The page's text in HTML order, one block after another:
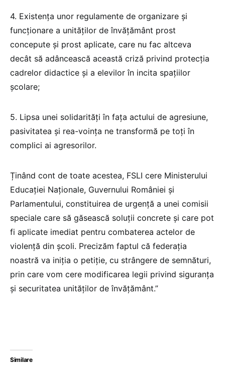
4. Existența unor regulamente de organizare și
funcționare a unităților de învățământ prost
concepute și prost aplicate, care nu fac altceva
decât să adâncească această criză privind protecția
cadrelor didactice și a elevilor în incita spațiilor
școlare;
5. Lipsa unei solidarități în fața actului de agresiune,
pasivitatea și rea-voința ne transformă pe toți în
complici ai agresorilor.
Ținând cont de toate acestea, FSLI cere Ministerului
Educației Naționale, Guvernului României și
Parlamentului, constituirea de urgență a unei comisii
speciale care să găsească soluții concrete și care pot
fi aplicate imediat pentru combaterea actelor de
violență din școli. Precizăm faptul că federația
noastră va iniția o petiție, cu strângere de semnături,
prin care vom cere modificarea legii privind siguranța
și securitatea unităților de învățământ.”
Similare